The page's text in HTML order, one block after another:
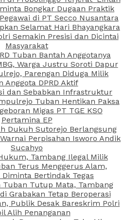
Bongkar Dugaan Praktik
di PT Secco Nusantara
Selamat Hari Bhayangkara
Semakin Presisi dan Dicintai
Masyarakat
Tuban Bantah Anggotanya
Warga Justru Soroti Dapur
Parengan Diduga Milik
Anggota DPRD Aktif
dan Sebabkan Infrastruktur
Tuban Hentikan Paksa
Migas PT TGE KSO
Pertamina EP
Dukuh Sutorejo Berlangsung
Perpisahan Isworo Andik
Sucahyo
Tambang Ilegal Milik
Terus Menggerus Alam,
Bertindak Tegas
Tuban Tutup Mata, Tambang
Grabakan Tetap Beroperasi
Publik Desak Bareskrim Polri
Alih Penanganan